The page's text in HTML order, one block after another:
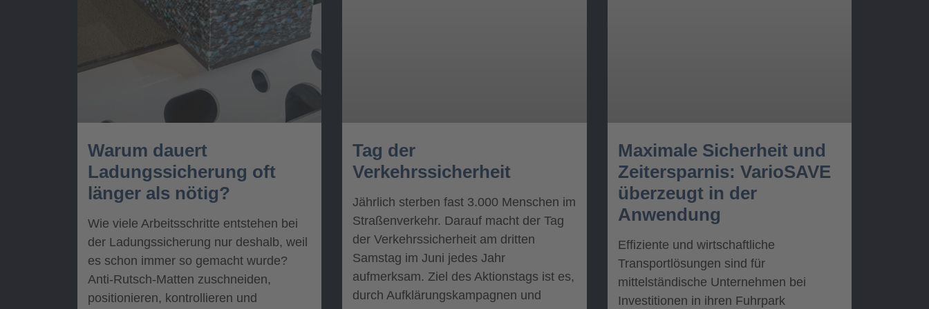
Warum dauert
Ladungssicherung oft
länger als nötig?
Wie viele Arbeitsschritte entstehen bei
der Ladungssicherung nur deshalb, weil
es schon immer so gemacht wurde?
Anti-Rutsch-Matten zuschneiden,
positionieren, kontrollieren und
Tag der
Verkehrssicherheit
Jährlich sterben fast 3.000 Menschen im
Straßenverkehr. Darauf macht der Tag
der Verkehrssicherheit am dritten
Samstag im Juni jedes Jahr
aufmerksam. Ziel des Aktionstags ist es,
durch Aufklärungskampagnen und
Maximale Sicherheit und
Zeitersparnis: VarioSAVE
überzeugt in der
Anwendung
Effiziente und wirtschaftliche
Transportlösungen sind für
mittelständische Unternehmen bei
Investitionen in ihren Fuhrpark